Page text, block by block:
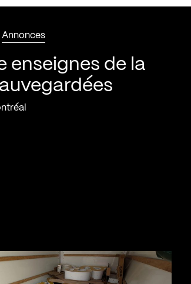
Annonces
enseignes de la